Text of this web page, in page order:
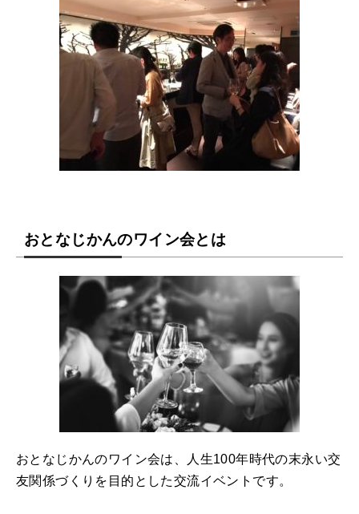
おとなじかんのワイン会とは
おとなじかんのワイン会は、人生100年時代の末永い交
友関係づくりを目的とした交流イベントです。